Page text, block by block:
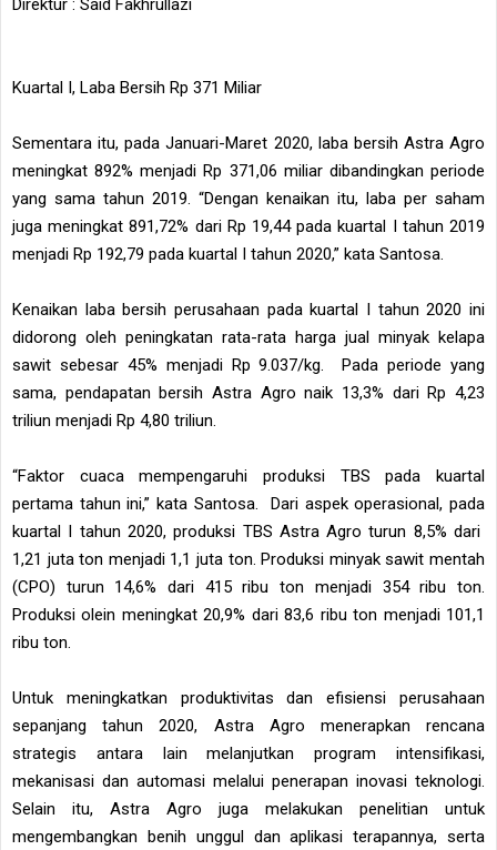
Kuartal I, Laba Bersih Rp 371 Miliar
Sementara itu, pada Januari-Maret 2020, laba bersih Astra Agro
meningkat 892% menjadi Rp 371,06 miliar dibandingkan periode
yang sama tahun 2019. “Dengan kenaikan itu, laba per saham
juga meningkat 891,72% dari Rp 19,44 pada kuartal I tahun 2019
menjadi Rp 192,79 pada kuartal I tahun 2020,” kata Santosa.
Kenaikan laba bersih perusahaan pada kuartal I tahun 2020 ini
didorong oleh peningkatan rata-rata harga jual minyak kelapa
sawit sebesar 45% menjadi Rp 9.037/kg. Pada periode yang
sama, pendapatan bersih Astra Agro naik 13,3% dari Rp 4,23
triliun menjadi Rp 4,80 triliun.
“Faktor cuaca mempengaruhi produksi TBS pada kuartal
pertama tahun ini,” kata Santosa. Dari aspek operasional, pada
kuartal I tahun 2020, produksi TBS Astra Agro turun 8,5% dari
1,21 juta ton menjadi 1,1 juta ton. Produksi minyak sawit mentah
(CPO) turun 14,6% dari 415 ribu ton menjadi 354 ribu ton.
Produksi olein meningkat 20,9% dari 83,6 ribu ton menjadi 101,1
ribu ton.
Untuk meningkatkan produktivitas dan efisiensi perusahaan
sepanjang tahun 2020, Astra Agro menerapkan rencana
strategis antara lain melanjutkan program intensifikasi,
mekanisasi dan automasi melalui penerapan inovasi teknologi.
Selain itu, Astra Agro juga melakukan penelitian untuk
mengembangkan benih unggul dan aplikasi terapannya, serta